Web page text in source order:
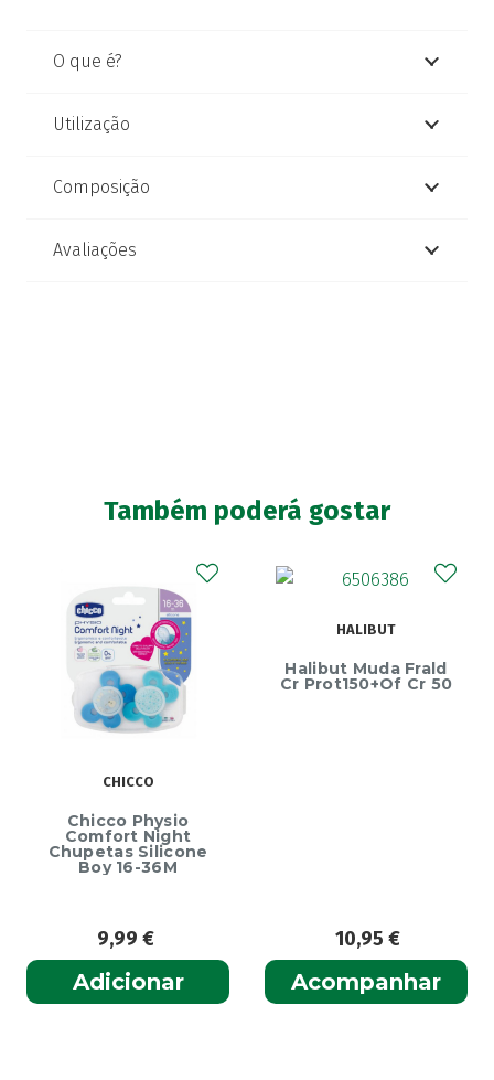
O que é?
Utilização
Composição
Avaliações
Também poderá gostar
CHICCO
Chicco Physio
Comfort Night
Chupetas Silicone
Boy 16-36M
9,99€
Adicionar
HALIBUT
Halibut Muda Frald
Cr Prot150+Of Cr 50
10,95€
Acompanhar